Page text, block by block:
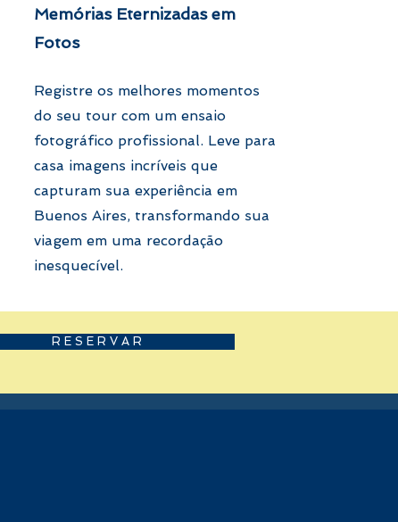
Memórias Eternizadas em
Fotos
Registre os melhores momentos
do seu tour com um ensaio
fotográfico profissional. Leve para
casa imagens incríveis que
capturam sua experiência em
Buenos Aires, transformando sua
viagem em uma recordação
inesquecível.
R E S E R V A R